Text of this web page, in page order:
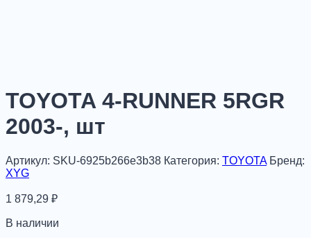
TOYOTA 4-RUNNER 5RGR
2003-, шт
Артикул: SKU-6925b266e3b38 Категория: TOYOTA Бренд:
XYG
1 879,29 ₽
В наличии